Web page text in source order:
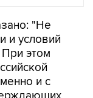
"Не
и условий
этом
и с